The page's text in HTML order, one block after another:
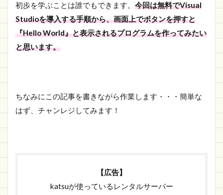
初歩を学ぶことは誰でもできます。 今回は無料でVisual
Studioを導入する手順から、画面上でボタンを押すと
『Hello World』と表示されるプログラムを作ってみたい
と思います。
ちなみにこの記事を書きながら作業します・・・簡単な
はず、チャンレジしてみます！
【広告】
katsuが使っているレンタルサーバー